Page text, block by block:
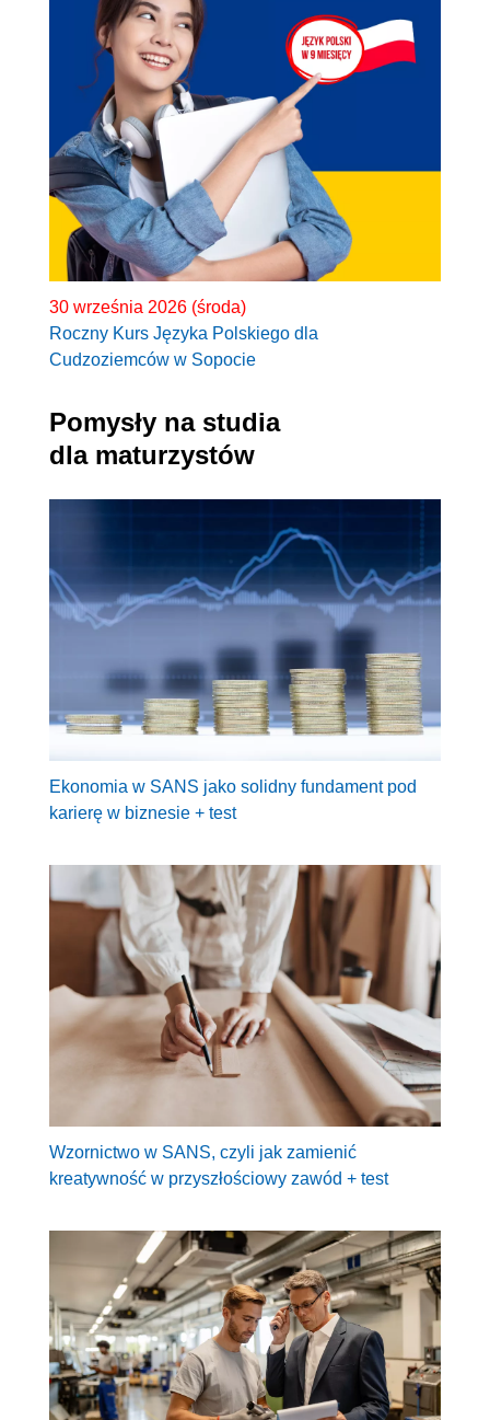
30 września 2026 (środa)
Roczny Kurs Języka Polskiego dla
Cudzoziemców w Sopocie
Pomysły na studia
dla maturzystów
Ekonomia w SANS jako solidny fundament pod
karierę w biznesie + test
Wzornictwo w SANS, czyli jak zamienić
kreatywność w przyszłościowy zawód + test